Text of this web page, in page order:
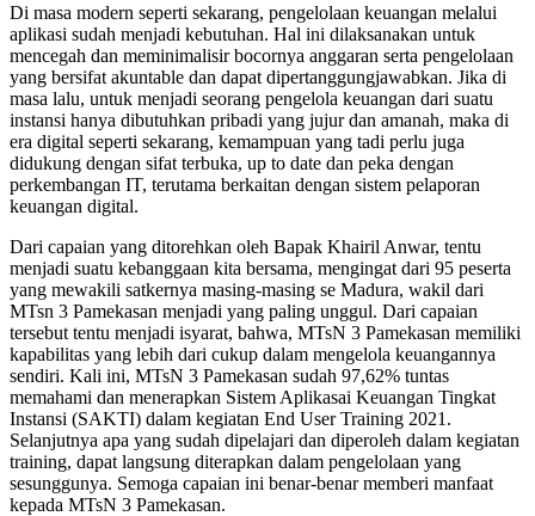
Di masa modern seperti sekarang, pengelolaan keuangan melalui
aplikasi sudah menjadi kebutuhan. Hal ini dilaksanakan untuk
mencegah dan meminimalisir bocornya anggaran serta pengelolaan
yang bersifat akuntable dan dapat dipertanggungjawabkan. Jika di
masa lalu, untuk menjadi seorang pengelola keuangan dari suatu
instansi hanya dibutuhkan pribadi yang jujur dan amanah, maka di
era digital seperti sekarang, kemampuan yang tadi perlu juga
didukung dengan sifat terbuka, up to date dan peka dengan
perkembangan IT, terutama berkaitan dengan sistem pelaporan
keuangan digital.
Dari capaian yang ditorehkan oleh Bapak Khairil Anwar, tentu
menjadi suatu kebanggaan kita bersama, mengingat dari 95 peserta
yang mewakili satkernya masing-masing se Madura, wakil dari
MTsn 3 Pamekasan menjadi yang paling unggul. Dari capaian
tersebut tentu menjadi isyarat, bahwa, MTsN 3 Pamekasan memiliki
kapabilitas yang lebih dari cukup dalam mengelola keuangannya
sendiri. Kali ini, MTsN 3 Pamekasan sudah 97,62% tuntas
memahami dan menerapkan Sistem Aplikasai Keuangan Tingkat
Instansi (SAKTI) dalam kegiatan End User Training 2021.
Selanjutnya apa yang sudah dipelajari dan diperoleh dalam kegiatan
training, dapat langsung diterapkan dalam pengelolaan yang
sesunggunya. Semoga capaian ini benar-benar memberi manfaat
kepada MTsN 3 Pamekasan.